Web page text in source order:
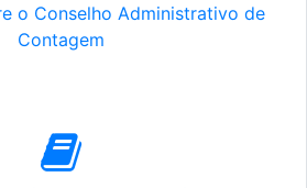
o Conselho Administrativo de
Contagem